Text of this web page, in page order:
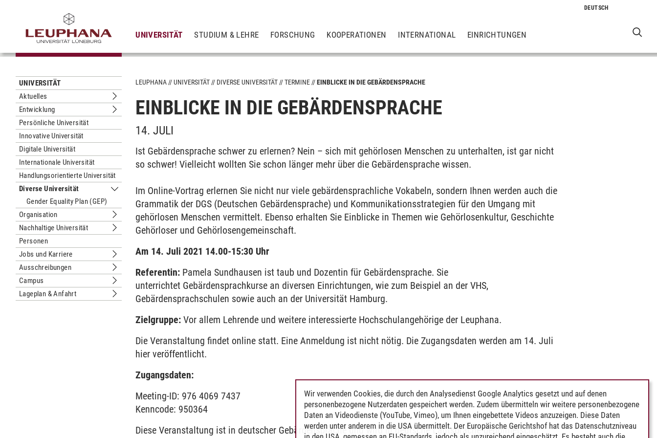
UNIVERSITÄT STUDIUM & LEHRE FORSCHUNG KOOPERATIONEN INTERNATIONAL EINRICHTUNGEN
UNIVERSITÄT
Aktuelles
Untermenu Aktuelles
Entwicklung
Untermenu Entwicklung
Persönliche Universität
Innovative Universität
Digitale Universität
Internationale Universität
Handlungsorientierte Universität
Diverse Universität
Untermenu Diverse Universität
Gender Equality Plan (GEP)
Organisation
Untermenu Organisation
Nachhaltige Universität
Untermenu Nachhaltige Universität
Personen
Jobs und Karriere
Untermenu Jobs und Karriere
Ausschreibungen
Untermenu Ausschreibungen
Campus
Untermenu Campus
Lageplan & Anfahrt
Untermenu Lageplan & Anfahrt
LEUPHANA UNIVERSITÄT DIVERSE UNIVERSITÄT TERMINE EINBLICKE IN DIE GEBÄRDENSPRACHE
EINBLICKE IN DIE GEBÄRDENSPRACHE
14. JULI
Ist Gebärdensprache schwer zu erlernen? Nein – sich mit gehörlosen Menschen zu unterhalten, ist gar nicht
so schwer! Vielleicht wollten Sie schon länger mehr über die Gebärdensprache wissen.
Im Online-Vortrag erlernen Sie nicht nur viele gebärdensprachliche Vokabeln, sondern Ihnen werden auch die
Grammatik der DGS (Deutschen Gebärdensprache) und Kommunikationsstrategien für den Umgang mit
gehörlosen Menschen vermittelt. Ebenso erhalten Sie Einblicke in Themen wie Gehörlosenkultur, Geschichte
Gehörloser und Gehörlosengemeinschaft.
Am 14. Juli 2021 14.00-15:30 Uhr
Referentin: Pamela Sundhausen ist taub und Dozentin für Gebärdensprache. Sie
unterrichtet Gebärdensprachkurse an diversen Einrichtungen, wie zum Beispiel an der VHS,
Gebärdensprachschulen sowie auch an der Universität Hamburg.
Zielgruppe: Vor allem Lehrende und weitere interessierte Hochschulangehörige der Leuphana.
Die Veranstaltung findet online statt. Eine Anmeldung ist nicht nötig. Die Zugangsdaten werden am 14. Juli
hier veröffentlicht.
Zugangsdaten:
Meeting-ID: 976 4069 7437
Kenncode: 950364
Diese Veranstaltung ist in deutscher Gebärdensprache und wird in deutsche Lautsprache gedolmetscht.
Wir verwenden Cookies, die durch den Analysedienst Google Analytics gesetzt und auf denen
personenbezogene Nutzerdaten gespeichert werden. Zudem übermitteln wir weitere personenbezogene
Daten an Videodienste (YouTube, Vimeo), um Ihnen eingebettete Videos anzuzeigen. Diese Daten
werden unter anderem in die USA übermittelt. Der Europäische Gerichtshof hat das Datenschutzniveau